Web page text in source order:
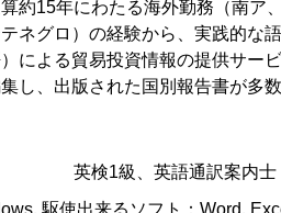
約15年にわたる海外勤務（南ア
テネグロ）の経験から、実践的な
による貿易投資情報の提供サー
し、出版された国別報告書が多数
英検1級、英語通訳案内士
駆使出来るソフト：Word,